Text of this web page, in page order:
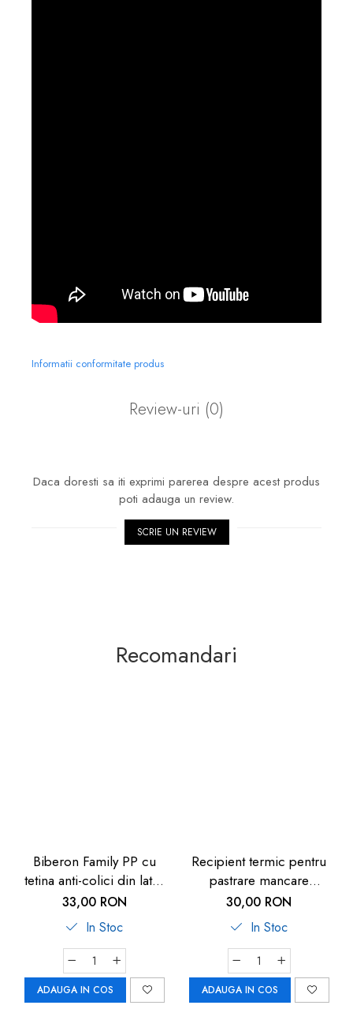
Informatii conformitate produs
Review-uri (0)
Daca doresti sa iti exprimi parerea despre acest produs
poti adauga un review.
SCRIE UN REVIEW
Recomandari
Biberon Family PP cu
tetina anti-colici din latex
natural, 250 ml, de la 6
luni, debit mediu (M), nip
35007
33,00 RON
In Stoc
ADAUGA IN COS
Recipient termic pentru
pastrare mancare
bebelusi U-Grow, 820 ml
30,00 RON
In Stoc
ADAUGA IN COS